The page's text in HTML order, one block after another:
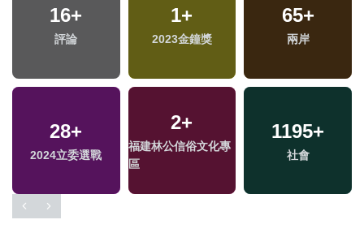
16+
評論
1+
2023金鐘獎
65+
兩岸
28+
2024立委選戰
2+
福建林公信俗文化專
區
1195+
社會